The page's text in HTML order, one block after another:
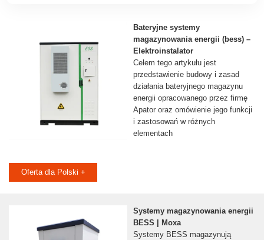
Bateryjne systemy
magazynowania energii (bess) –
Elektroinstalator
Celem tego artykułu jest
przedstawienie budowy i zasad
działania bateryjnego magazynu
energii opracowanego przez firmę
Apator oraz omówienie jego funkcji
i zastosowań w różnych
elementach
Oferta dla Polski +
Systemy magazynowania energii
BESS | Moxa
Systemy BESS magazynują